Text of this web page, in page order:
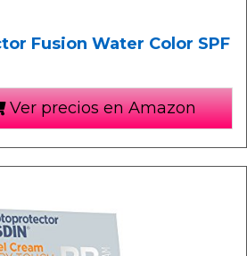
Fusion Water Color SPF
Ver precios en Amazon